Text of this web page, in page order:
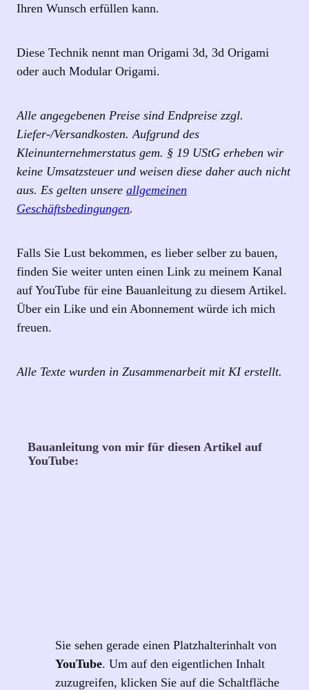
Ihren Wunsch erfüllen kann.
Diese Technik nennt man Origami 3d, 3d Origami
oder auch Modular Origami.
Alle angegebenen Preise sind Endpreise zzgl.
Liefer-/Versandkosten. Aufgrund des
Kleinunternehmerstatus gem. § 19 UStG erheben wir
keine Umsatzsteuer und weisen diese daher auch nicht
aus. Es gelten unsere allgemeinen
Geschäftsbedingungen.
Falls Sie Lust bekommen, es lieber selber zu bauen,
finden Sie weiter unten einen Link zu meinem Kanal
auf YouTube für eine Bauanleitung zu diesem Artikel.
Über ein Like und ein Abonnement würde ich mich
freuen.
Alle Texte wurden in Zusammenarbeit mit KI erstellt.
Bauanleitung von mir für diesen Artikel auf
YouTube:
Sie sehen gerade einen Platzhalterinhalt von
YouTube. Um auf den eigentlichen Inhalt
zuzugreifen, klicken Sie auf die Schaltfläche